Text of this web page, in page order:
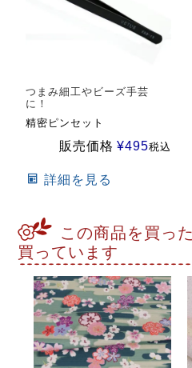
つまみ細工やビーズ手芸
に！
精密ピンセット
販売価格 ¥495税込
詳細を見る
この商品を買っ
買っています